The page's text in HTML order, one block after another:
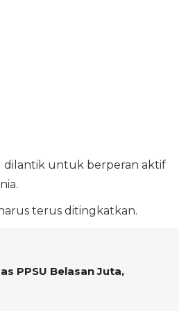
dilantik untuk berperan aktif
terus ditingkatkan.
PPSU Belasan Juta,